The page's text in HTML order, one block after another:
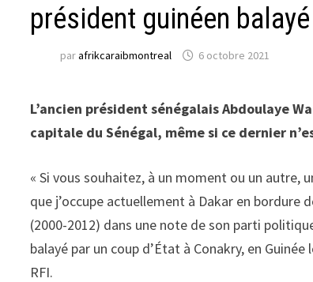
président guinéen
parafrikcaraibmontreal 6 octobre 2021
L’ancien président sénégalais Abdoulaye
capitale du Sénégal, même si ce dernier
« Si vous souhaitez, à un moment ou un
que j’occupe actuellement à Dakar en bordure
(2000-2012) dans une note de son parti
balayé par un coup d’État à Conakry, en
RFI.